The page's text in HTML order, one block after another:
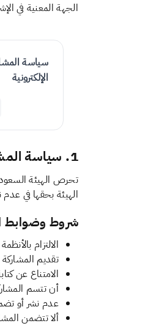
الجهة المعنية في
سياسة
الإلكترونية
تحرص الهيئة
الهيئة بحقها في
شروط وضوابط
الالتزام
تقديم
الامتناع عن
أن تتسم
عدم نشر أو
ألا تتضمن